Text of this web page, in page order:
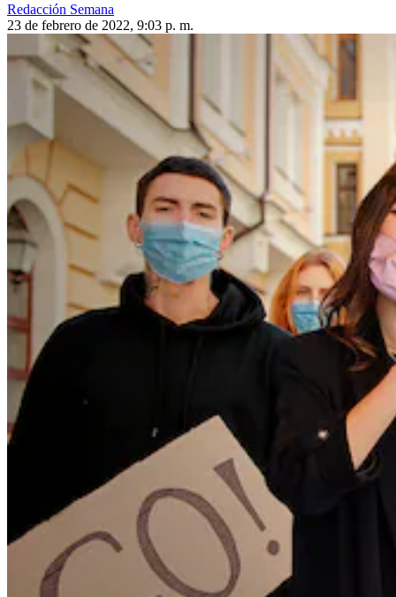
Redacción Semana
23 de febrero de 2022, 9:03 p. m.